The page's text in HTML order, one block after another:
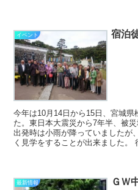
イベント 宿泊
今年は10月14日から15日、宮城
た。東日本大震災から7年半、被
出発時は小雨が降っていましたが
く見学をすることが出来ました。
最新情報 ＧＷ